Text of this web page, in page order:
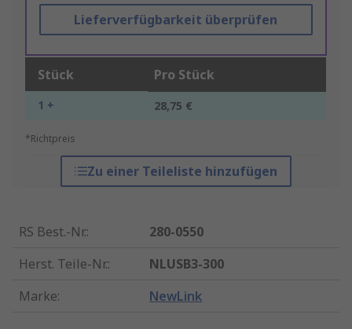
Lieferverfügbarkeit überprüfen
Stück Pro Stück
1 + 28,75 €
*Richtpreis
Zu einer Teileliste hinzufügen
RS Best.-Nr.:
280-0550
Herst. Teile-Nr.:
NLUSB3-300
Marke: NewLink